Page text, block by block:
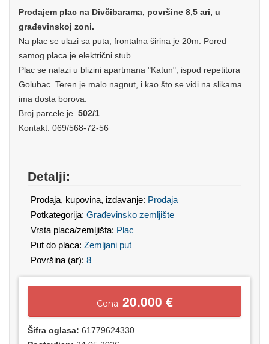
Prodajem plac na Divčibarama, površine 8,5 ari, u
građevinskoj zoni.
Na plac se ulazi sa puta, frontalna širina je 20m. Pored
samog placa je električni stub.
Plac se nalazi u blizini apartmana "Katun", ispod repetitora
Golubac. Teren je malo nagnut, i kao što se vidi na slikama
ima dosta borova.
Broj parcele je 502/1
Kontakt: 069/568-72-56
Detalji:
Prodaja, kupovina, izdavanje: Prodaja
Potkategorija: Građevinsko zemljište
Vrsta placa/zemljišta: Plac
Put do placa: Zemljani put
Površina (ar): 8
Cena: 20.000 €
Šifra oglasa: 61779624330